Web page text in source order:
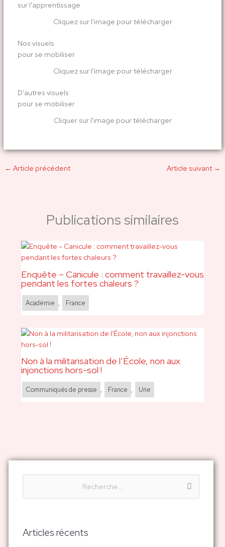
e
h
Articles récents
sur l'apprentissage
Cliquez sur l'image pour télécharger
Nos visuels
pour se mobiliser
Cliquez sur l'image pour télécharger
D'autres visuels
pour se mobiliser
Cliquer sur l'image pour télécharger
← Article précédent Article suivant →
Publications similaires
Enquête – Canicule : comment travaillez-vous
pendant les fortes chaleurs ?
Académie , France
Non à la militarisation de l’École, non aux
injonctions hors-sol !
Communiqués de presse , France , Une